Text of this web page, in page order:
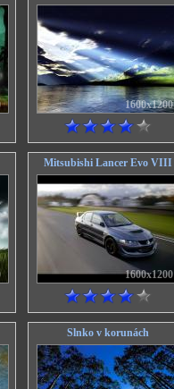
1600x1200
Mitsubishi Lancer Evo VIII
1600x1200
Slnko v korunách